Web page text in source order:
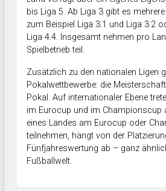
bis Liga 5. Ab Liga 3 gibt es
zum Beispiel Liga 3.1 und Liga 3.2
Liga 4.4. Insgesamt nehmen pro
Spielbetrieb teil.
Zusätzlich zu den nationalen Ligen
Pokalwettbewerbe: die
Pokal. Auf internationaler Ebene
im Eurocup und im Championscup
eines Landes am Eurocup oder
teilnehmen, hängt von der
Fünfjahreswertung ab – ganz
Fußballwelt.